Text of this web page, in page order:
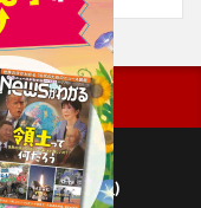
(毎日新聞出版)